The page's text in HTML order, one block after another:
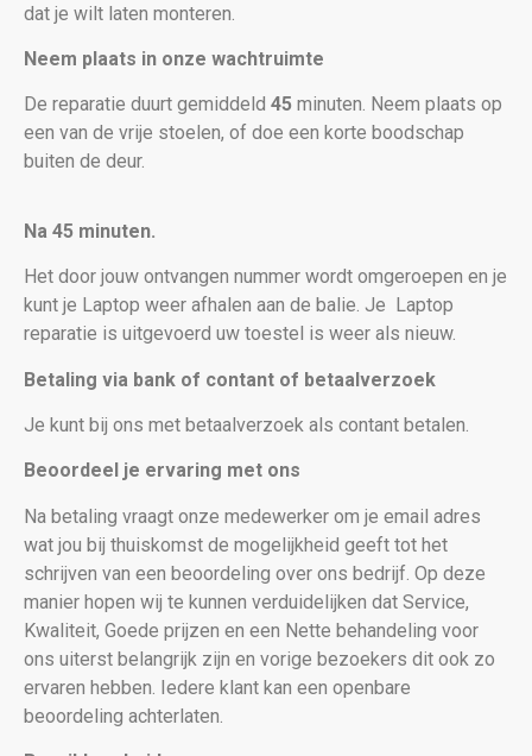
dat je wilt laten monteren.
Neem plaats in onze wachtruimte
De reparatie duurt gemiddeld 45 minuten. Neem plaats op
een van de vrije stoelen, of doe een korte boodschap
buiten de deur.
Na 45 minuten.
Het door jouw ontvangen nummer wordt omgeroepen en je
kunt je Laptop weer afhalen aan de balie. Je
Laptop
reparatie is uitgevoerd uw toestel is weer als nieuw.
Betaling via bank of contant of betaalverzoek
Je kunt bij ons met betaalverzoek als contant betalen.
Beoordeel je ervaring met ons
Na betaling vraagt onze medewerker om je email adres
wat jou bij thuiskomst de mogelijkheid geeft tot het
schrijven van een beoordeling over ons bedrijf. Op deze
manier hopen wij te kunnen verduidelijken dat Service,
Kwaliteit, Goede prijzen en een Nette behandeling voor
ons uiterst belangrijk zijn en vorige bezoekers dit ook zo
ervaren hebben. Iedere klant kan een openbare
beoordeling achterlaten.